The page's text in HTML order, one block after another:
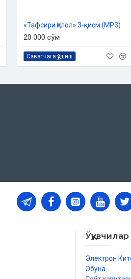
«Тафсири Ҳилол» 3-қисм (MP3)
20 000 сўм
Саватчага қўшиш
Электрон
Обуна